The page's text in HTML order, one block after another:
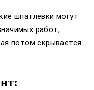
шпатлевки могут
работ,
потом скрывается